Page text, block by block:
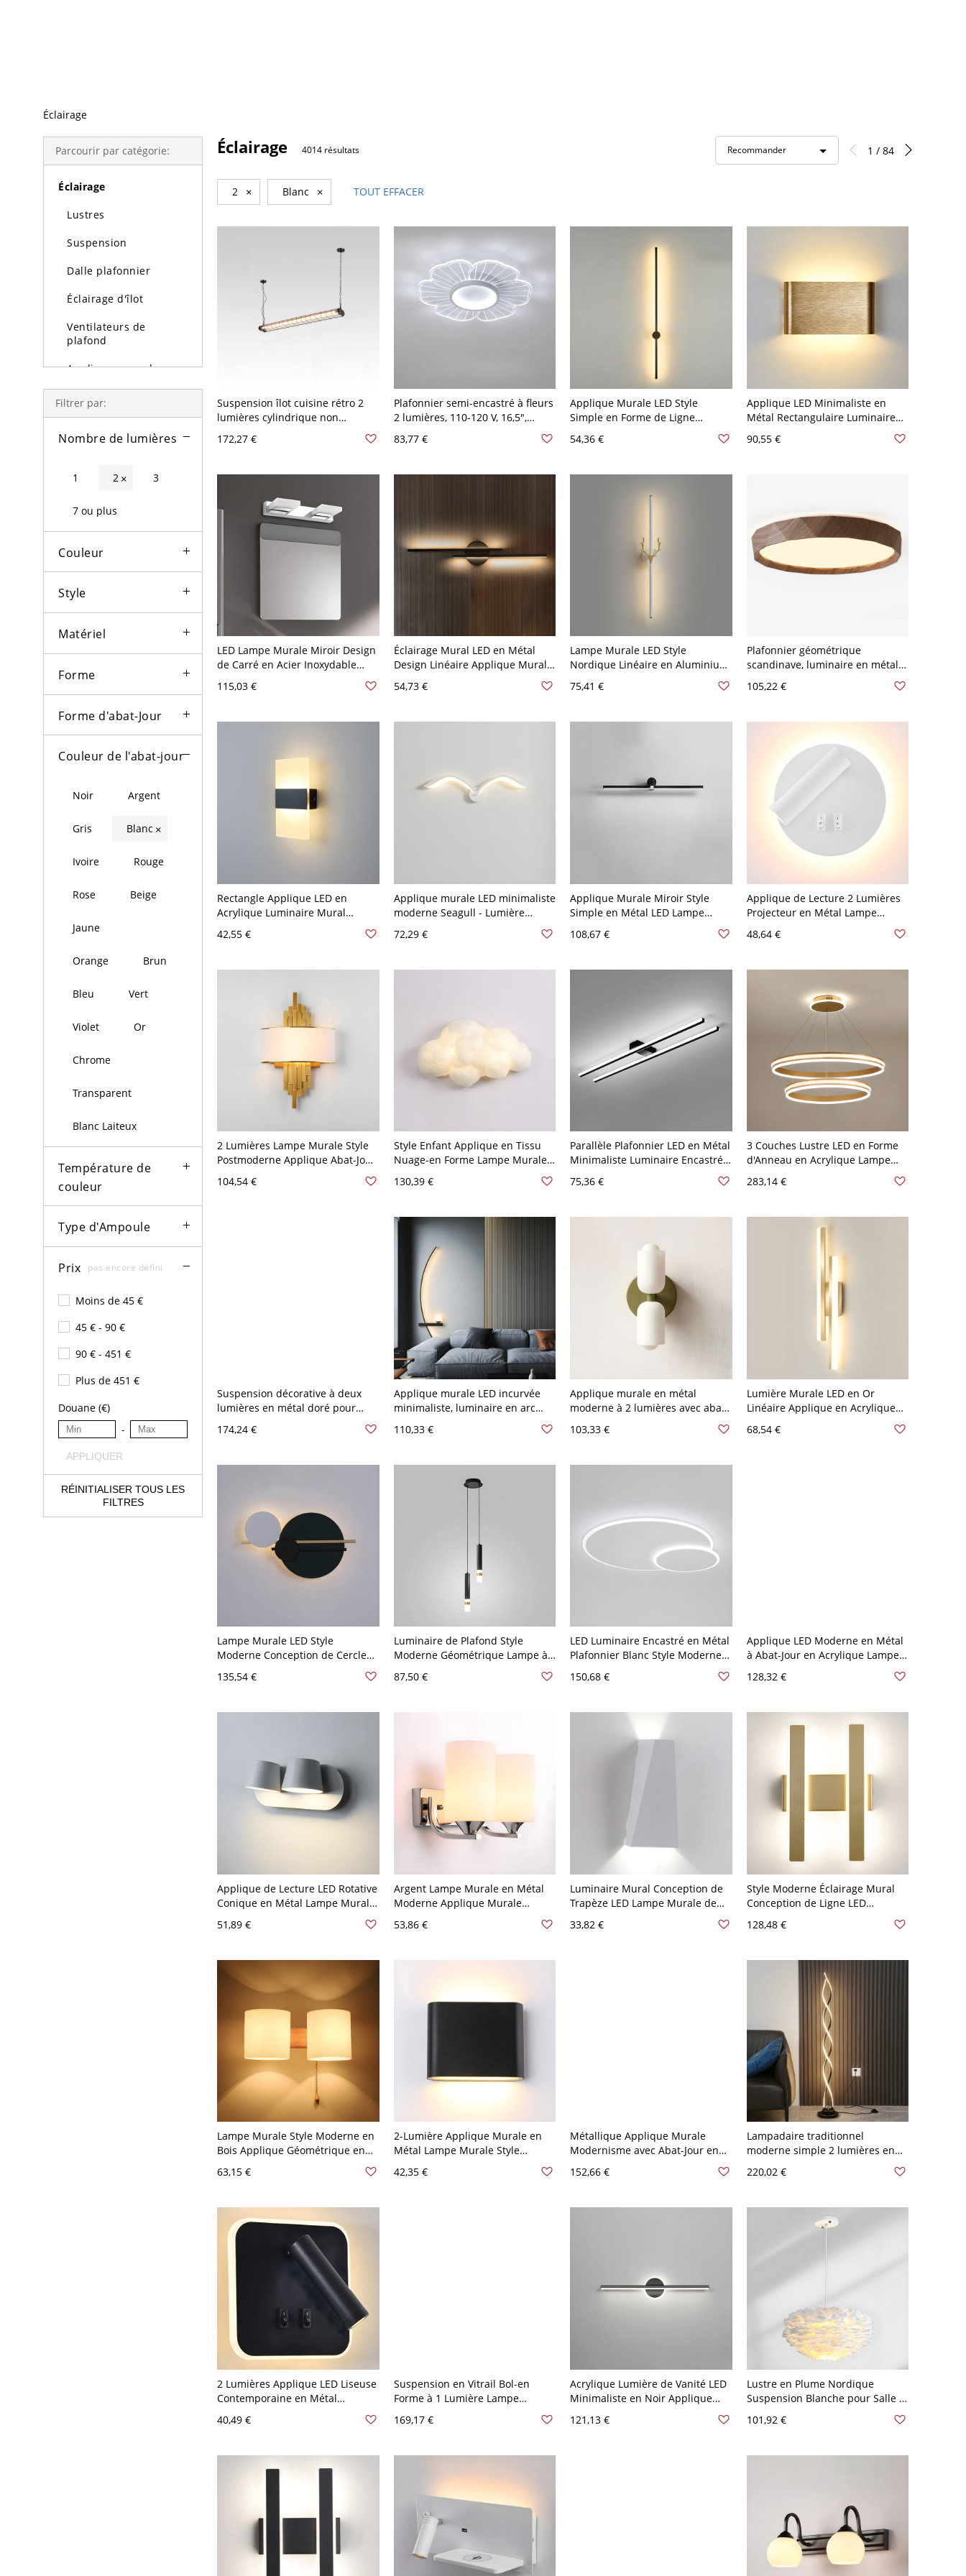
Éclairage
Parcourir par catégorie:
Éclairage
Lustres
Suspension
Dalle plafonnier
Éclairage d'îlot
Ventilateurs de
plafond
Appliques murales
Lampe et lampadaire
Filtrer par:
Nombre de lumières
1 2 × 3
7 ou plus
Couleur
Style
Matériel
Forme
Forme d'abat-Jour
Couleur de l'abat-jour
Noir Argent
Gris Blanc ×
Ivoire Rouge
Rose Beige
Jaune
Orange Brun
Bleu Vert
Violet Or
Chrome
Transparent
Blanc Laiteux
Température de
couleur
Type d'Ampoule
Prix pas encore défini
Moins de 45 €
45 € - 90 €
90 € - 451 €
Plus de 451 €
Douane (€)
-
APPLIQUER
RÉINITIALISER TOUS LES
FILTRES
Éclairage 4014 résultats Recommander 1 / 84
2 × Blanc × TOUT EFFACER
Suspension îlot cuisine rétro 2
lumières cylindrique non
110V-120V, lumière chaude, 8"
172,27 €
Plafonnier semi-encastré à fleurs
2 lumières, 110-120 V, 16,5",
83,77 €
Applique Murale LED Style
Simple en Forme de Ligne
Métal - 110 V-120 V Noir 80,01 cm
54,36 €
Applique LED Minimaliste en
Métal Rectangulaire Luminaire
Mural pour Salon - 110 V-120 V
Or 16,51 cm
90,55 €
LED Lampe Murale Miroir Design
de Carré en Acier Inoxydable
pour Salle de Bain - 110 V-120 V
115,03 €
Éclairage Mural LED en Métal
Design Linéaire Applique Murale
Style Contemporain - 110 V-120 V
Noir Blanc 54,61 cm
54,73 €
Lampe Murale LED Style
Nordique Linéaire en Aluminium
Applique Design de Ramure pour
Chevet - 110 V-120 V Blanc-Or
75,41 €
Plafonnier géométrique
scandinave, luminaire en métal
imitation bois avec abat-jour en
acrylique - 110 V-120 V 40,64 cm
105,22 €
Rectangle Applique LED en
Acrylique Luminaire Mural
Moderne pour Salon - 110 V-120
V Noir Mat 20,32 cm
42,55 €
Applique murale LED minimaliste
moderne Seagull - Lumière
d'ambiance silhouette d'oiseau
pour chambre et salon - 110 V-
72,29 €
Applique Murale Miroir Style
Simple en Métal LED Lampe
Murale en Forme Linéaire - 110
V-120 V Noir Blanc 59,69 cm
108,67 €
Applique de Lecture 2 Lumières
Projecteur en Métal Lampe
120 V Blanc Rond
48,64 €
2 Lumières Lampe Murale Style
Postmoderne Applique Abat-Jour
Blanc 55,88 cm
104,54 €
Style Enfant Applique en Tissu
Nuage-en Forme Lampe Murale à
2 Ampoules pour Chambre - 110
V-120 V Blanc 38,1 cm La gauche
130,39 €
Parallèle Plafonnier LED en Métal
Minimaliste Luminaire Encastré
48,26 cm Blanc
75,36 €
3 Couches Lustre LED en Forme
d'Anneau en Acrylique Lampe
Intérieure - 110 V-120 V Or 60
283,14 €
Suspension décorative à deux
lumières en métal doré pour
œuf
174,24 €
Applique murale LED incurvée
minimaliste, luminaire en arc
linéaire pour chambre et couloir
- 110 V-120 V Noir Chaud La
110,33 €
Applique murale en métal
moderne à 2 lumières avec abat-
jour en verre blanc givré - 110 V-
120 V Vert
103,33 €
Lumière Murale LED en Or
Linéaire Applique en Acrylique
gauche 110 V-120 V 49,53 cm
68,54 €
Lampe Murale LED Style
Moderne Conception de Cercle
Applique Murale en Métal - 110
V-120 V Vert 38,1 cm
135,54 €
Luminaire de Plafond Style
Moderne Géométrique Lampe à
Suspension en Noir Métallique -
110 V-120 V 2 Blanc Arrondi
87,50 €
LED Luminaire Encastré en Métal
Plafonnier Blanc Style Moderne
30,48 cm 2 Blanc
150,68 €
Applique LED Moderne en Métal
à Abat-Jour en Acrylique Lampe
Murale Géométrique - 110 V-120
V Or Petit Bras
128,32 €
Applique de Lecture LED Rotative
Conique en Métal Lampe Murale
Style Moderne pour Chevet - 110
V-120 V Blanc 2 Chaud
51,89 €
Argent Lampe Murale en Métal
Moderne Applique Murale
Cylindrique en Verre Blanc - 110
V-120 V Argent 2
53,86 €
Luminaire Mural Conception de
Trapèze LED Lampe Murale de
Style Moderne en Métal - 110 V-
120 V Blanc Intérieur
33,82 €
Style Moderne Éclairage Mural
Conception de Ligne LED
Applique Murale en Métal - 110
V-120 V Or 31,75 cm 2
128,48 €
Lampe Murale Style Moderne en
Bois Applique Géométrique en
Verre pour Chevet - 110 V-120 V
Bois Double Cercle
63,15 €
2-Lumière Applique Murale en
Métal Lampe Murale Style
Moderne Rectangle - 110 V-120 V
Noir 11,43 cm Blanc
42,35 €
Métallique Applique Murale
Modernisme avec Abat-Jour en
Lampe Murale Intérieure - 110 V-
152,66 €
Lampadaire traditionnel
moderne simple 2 lumières en
alliage avec abat-jour en gel de
silice blanc, luminaire LED,
120V, lumière chaude
220,02 €
2 Lumières Applique LED Liseuse
Contemporaine en Métal
Luminaire Mural pour Chambre -
110 V-120 V Noir Chaud Carré
40,49 €
Suspension en Vitrail Bol-en
Forme à 1 Lumière Lampe
Suspendue Style Tiffany - 110 V-
120 V Blanc 40,64 cm
169,17 €
Acrylique Lumière de Vanité LED
Minimaliste en Noir Applique
110 V-120 V Noir Blanc 40,64 cm
121,13 €
Lustre en Plume Nordique
Suspension Blanche pour Salle à
Sphère
101,92 €